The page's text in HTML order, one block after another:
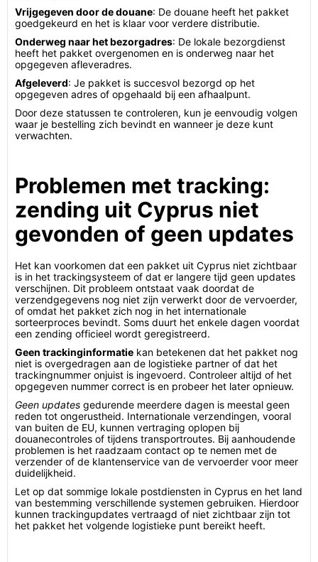
Vrijgegeven door de douane: De douane heeft het pakket
goedgekeurd en het is klaar voor verdere distributie.
Onderweg naar het bezorgadres: De lokale bezorgdienst
heeft het pakket overgenomen en is onderweg naar het
opgegeven afleveradres.
Afgeleverd: Je pakket is succesvol bezorgd op het
opgegeven adres of opgehaald bij een afhaalpunt.
Door deze statussen te controleren, kun je eenvoudig volgen
waar je bestelling zich bevindt en wanneer je deze kunt
verwachten.
Problemen met tracking:
zending uit Cyprus niet
gevonden of geen updates
Het kan voorkomen dat een pakket uit Cyprus niet zichtbaar
is in het trackingsysteem of dat er langere tijd geen updates
verschijnen. Dit probleem ontstaat vaak doordat de
verzendgegevens nog niet zijn verwerkt door de vervoerder,
of omdat het pakket zich nog in het internationale
sorteerproces bevindt. Soms duurt het enkele dagen voordat
een zending officieel wordt geregistreerd.
Geen trackinginformatie kan betekenen dat het pakket nog
niet is overgedragen aan de logistieke partner of dat het
trackingnummer onjuist is ingevoerd. Controleer altijd of het
opgegeven nummer correct is en probeer het later opnieuw.
Geen updates gedurende meerdere dagen is meestal geen
reden tot ongerustheid. Internationale verzendingen, vooral
van buiten de EU, kunnen vertraging oplopen bij
douanecontroles of tijdens transportroutes. Bij aanhoudende
problemen is het raadzaam contact op te nemen met de
verzender of de klantenservice van de vervoerder voor meer
duidelijkheid.
Let op dat sommige lokale postdiensten in Cyprus en het land
van bestemming verschillende systemen gebruiken. Hierdoor
kunnen trackingupdates vertraagd of niet zichtbaar zijn tot
het pakket het volgende logistieke punt bereikt heeft.